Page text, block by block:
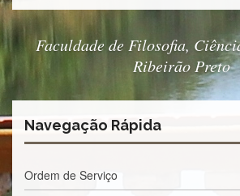
Seletivos
Licitações/Contratações
Faculdade de Filosofia,
Ribeirão Preto
Navegação Rápida
Ordem de Serviço